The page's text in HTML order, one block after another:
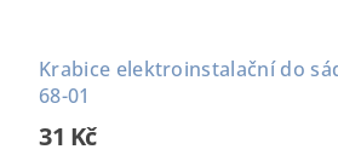
Krabice elektroinstalační do
68-01
31 Kč